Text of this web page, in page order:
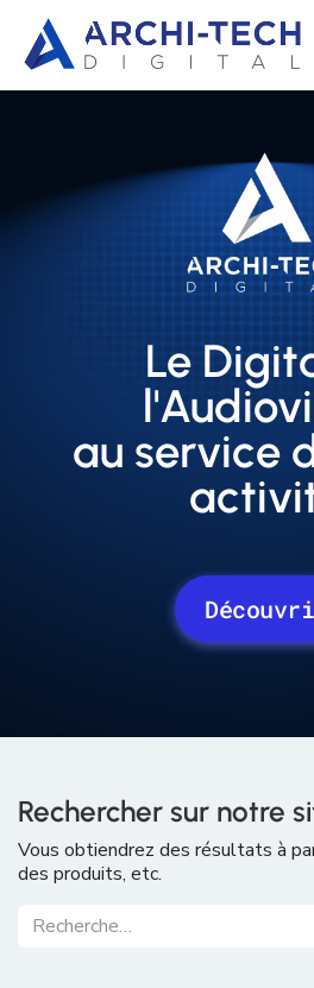
Le
au service
Rechercher sur notre
Vous obtiendrez des résultats à
des produits, etc.